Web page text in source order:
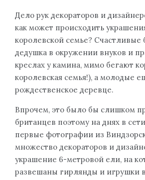
Дело рук декораторов и
как может происходить
королевской семье? Счастливые
дедушка в окружении внуков и
креслах у камина, мимо бегают
королевская семья!), а молодые
рождественское деревце.
Впрочем, это было бы слишком
британцев поэтому на днях в
первые фотографии из
множество декораторов и
украшение 6-метровой ели, на
развешаны гирлянды и игрушки